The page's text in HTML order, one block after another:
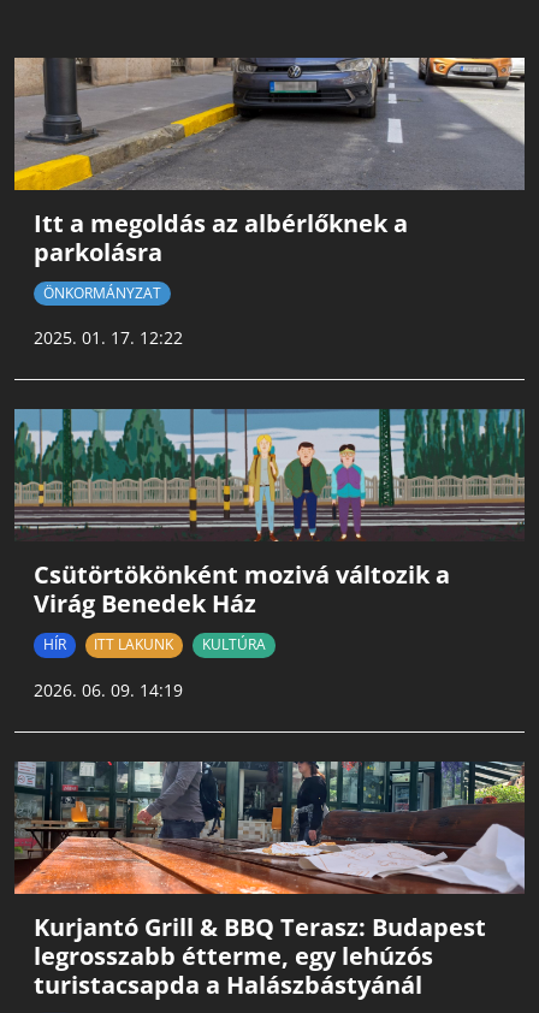
Itt a megoldás az albérlőknek a
parkolásra
ÖNKORMÁNYZAT
2025. 01. 17. 12:22
Csütörtökönként mozivá változik a
Virág Benedek Ház
HÍR ITT LAKUNK KULTÚRA
2026. 06. 09. 14:19
Kurjantó Grill & BBQ Terasz: Budapest
legrosszabb étterme, egy lehúzós
turistacsapda a Halászbástyánál